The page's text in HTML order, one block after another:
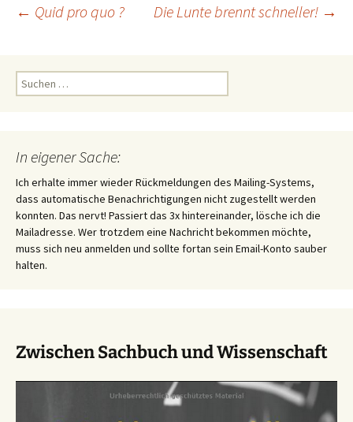
Beitragsnavigation
← Quid pro quo ? Die Lunte brennt schneller! →
Suchen
nach:
In eigener Sache:
Ich erhalte immer wieder Rückmeldungen des Mailing-Systems,
dass automatische Benachrichtigungen nicht zugestellt werden
konnten. Das nervt! Passiert das 3x hintereinander, lösche ich die
Mailadresse. Wer trotzdem eine Nachricht bekommen möchte,
muss sich neu anmelden und sollte fortan sein Email-Konto sauber
halten.
Zwischen Sachbuch und Wissenschaft